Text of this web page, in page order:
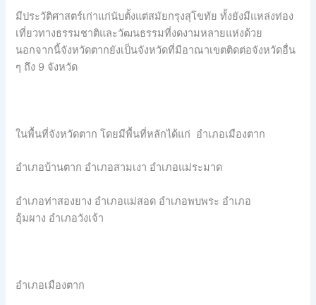
มีประวัติศาสตร์เก่าแก่นับตั้งแต่สมัยกรุงสุโขทัย ทั้งยังมีแหล่งท่อง
เที่ยวทางธรรมชาติและวัฒนธรรมที่งดงามหลายแห่งด้วย
นอกจากนี้จังหวัดตากยังเป็นจังหวัดที่มีอาณาเขตติดต่อจังหวัดอื่น
ๆ ถึง 9 จังหวัด
ในพื้นที่จังหวัดตาก โดยมีพื้นที่หลักได้แก่ อำเภอเมืองตาก
อำเภอบ้านตาก อำเภอสามเงา อำเภอแม่ระมาด
อำเภอท่าสองยาง อำเภอแม่สอด อำเภอพบพระ อำเภอ
อุ้มผาง อำเภอวังเจ้า
อำเภอเมืองตาก